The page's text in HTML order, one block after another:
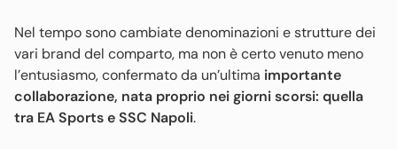
Nel tempo sono cambiate denominazioni e strutture dei
vari brand del comparto, ma non è certo venuto meno
l’entusiasmo, confermato da un’ultima importante
collaborazione, nata proprio nei giorni scorsi: quella
tra EA Sports e SSC Napoli.